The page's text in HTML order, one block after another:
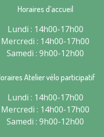
Horaires d’accueil
Lundi : 14h00-17h00
Mercredi : 14h00-17h00
Samedi : 9h00-12h00
Atelier vélo participatif
Lundi : 14h00-17h00
Mercredi : 14h00-17h00
Samedi : 9h00-12h00